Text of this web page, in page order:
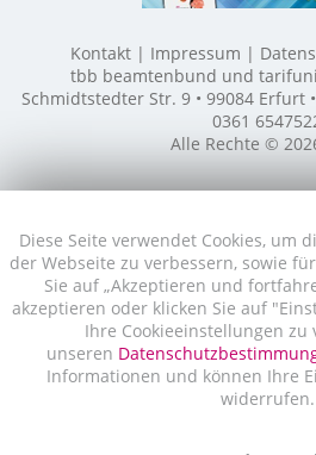
Diese Seite verwendet Cookies, um
der Webseite zu verbessern, sowie
Sie auf „Akzeptieren und
akzeptieren oder klicken Sie auf
Ihre Cookieeinstellungen
unseren
Informationen und können Ihre
widerrufen.
Kontakt Impressum
tbb beamtenbund und
Schmidtstedter Str. 9 • 99084 Erfurt
0361
Alle Rechte ©